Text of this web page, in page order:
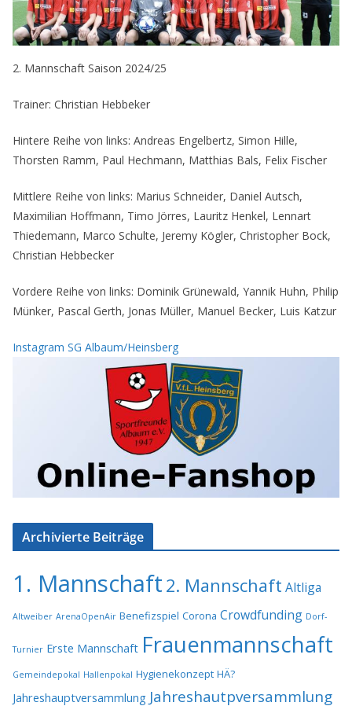
2. Mannschaft Saison 2024/25
Trainer: Christian Hebbeker
Hintere Reihe von links: Andreas Engelbertz, Simon Hille,
Thorsten Ramm, Paul Hechmann, Matthias Bals, Felix Fischer
Mittlere Reihe von links: Marius Schneider, Daniel Autsch,
Maximilian Hoffmann, Timo Jörres, Lauritz Henkel, Lennart
Thiedemann, Marco Schulte, Jeremy Kögler, Christopher Bock,
Christian Hebbecker
Vordere Reihe von links: Dominik Grünewald, Yannik Huhn, Philip
Münker, Pascal Gerth, Jonas Müller, Manuel Becker, Luis Katzur
Instagram SG Albaum/Heinsberg
Archivierte Beiträge
1. Mannschaft 2. Mannschaft Altliga
Altweiber ArenaOpenAir Benefizspiel Corona Crowdfunding Dorf-
Turnier Erste Mannschaft Frauenmannschaft
Gemeindepokal Hallenpokal Hygienekonzept HÄ?
Jahreshauptversammlung Jahreshautpversammlung